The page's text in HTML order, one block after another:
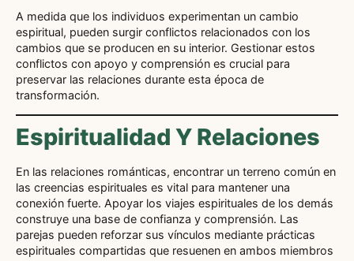
A medida que los individuos experimentan un cambio
espiritual, pueden surgir conflictos relacionados con los
cambios que se producen en su interior. Gestionar estos
conflictos con apoyo y comprensión es crucial para
preservar las relaciones durante esta época de
transformación.
Espiritualidad Y Relaciones
En las relaciones románticas, encontrar un terreno común en
las creencias espirituales es vital para mantener una
conexión fuerte. Apoyar los viajes espirituales de los demás
construye una base de confianza y comprensión. Las
parejas pueden reforzar sus vínculos mediante prácticas
espirituales compartidas que resuenen en ambos miembros